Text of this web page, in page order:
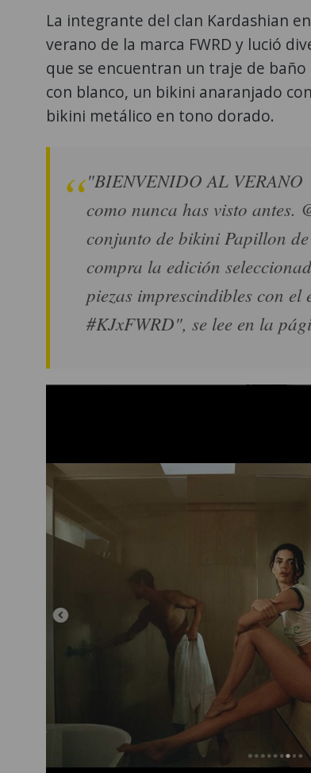
La integrante del clan Kardashian
verano de la marca FWRD y lució
que se encuentran un traje de
con blanco, un bikini anaranjado
bikini metálico en tono dorado.
"BIENVENIDO AL VERANO
como nunca has visto antes.
conjunto de bikini Papillon
compra la edición
piezas imprescindibles con
#KJxFWRD", se lee en la